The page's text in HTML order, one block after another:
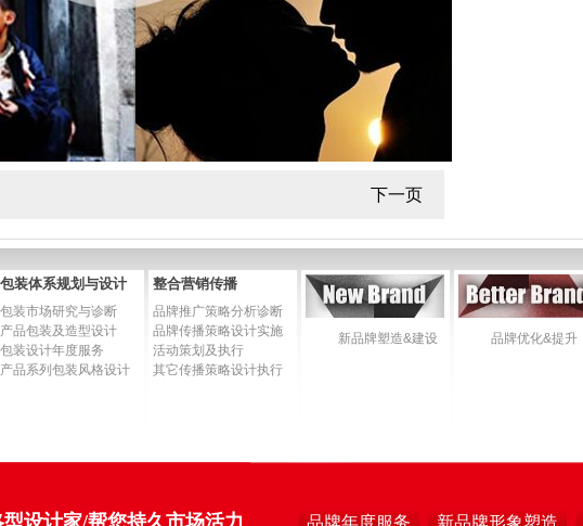
下一页
包装体系规划与设计
包装市场研究与诊断
产品包装及造型设计
包装设计年度服务
产品系列包装风格设计
整合营销传播
品牌推广策略分析诊断
品牌传播策略设计实施
活动策划及执行
其它传播策略设计执行
新品牌塑造&建设 品牌优化&提升
设计家/帮您持久市场活力 品牌年度服务 新品牌形象塑造